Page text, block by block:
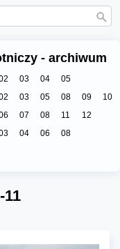
- archiwum
03 04
05
03 05 08 09
10
07 08 11
12
04 06
08